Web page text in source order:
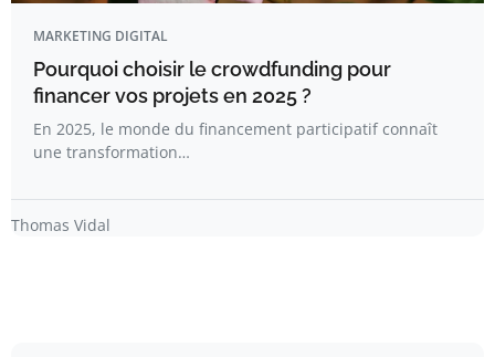
MARKETING DIGITAL
Pourquoi choisir le crowdfunding pour
financer vos projets en 2025 ?
En 2025, le monde du financement participatif connaît
une transformation…
Thomas Vidal